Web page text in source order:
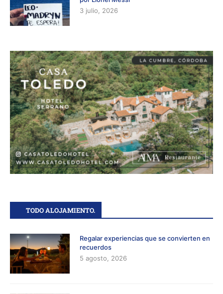
3 julio, 2026
TODO ALOJAMIENTO.
Regalar experiencias que se convierten en
recuerdos
5 agosto, 2026